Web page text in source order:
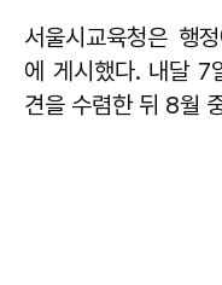
서울시교육청은 행
에 게시했다. 내달 7
견을 수렴한 뒤 8월